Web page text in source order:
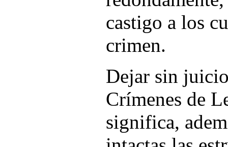
castigo a los
crimen.
Dejar sin
Crímenes de
significa,